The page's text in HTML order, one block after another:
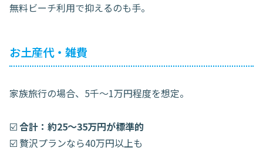
無料ビーチ利用で抑えるのも手。
お土産代・雑費
家族旅行の場合、5千〜1万円程度を想定。
☑️合計：約25〜35万円が標準的
☑️ 贅沢プランなら40万円以上も